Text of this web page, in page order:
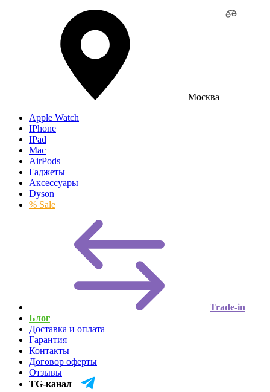
Москва
Apple Watch
IPhone
IPad
Mac
AirPods
Гаджеты
Аксессуары
Dyson
% Sale
Trade-in
Блог
Доставка и оплата
Гарантия
Контакты
Договор оферты
Отзывы
TG-канал